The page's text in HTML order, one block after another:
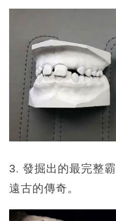
3. 發掘出的最完整
遠古的傳奇。